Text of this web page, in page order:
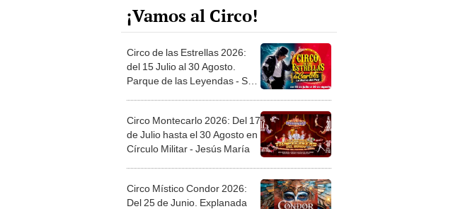
¡Vamos al Circo!
Circo de las Estrellas 2026:
del 15 Julio al 30 Agosto.
Parque de las Leyendas - San
Circo Montecarlo 2026: Del 17
de Julio hasta el 30 Agosto en
Círculo Militar - Jesús María
Circo Místico Condor 2026:
Del 25 de Junio. Explanada